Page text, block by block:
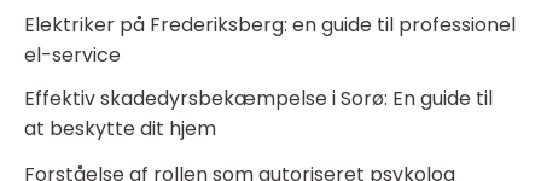
Elektriker på Frederiksberg: en guide til professionel
el-service
Effektiv skadedyrsbekæmpelse i Sorø: En guide til
at beskytte dit hjem
Forståelse af rollen som autoriseret psykolog